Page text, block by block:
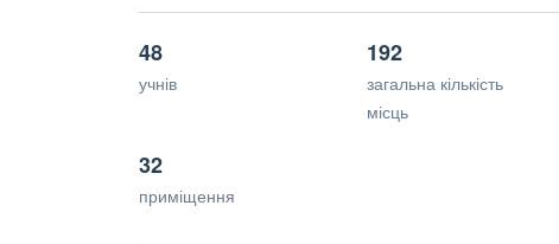
48
учнів
192
загальна кількість
місць
32
приміщення